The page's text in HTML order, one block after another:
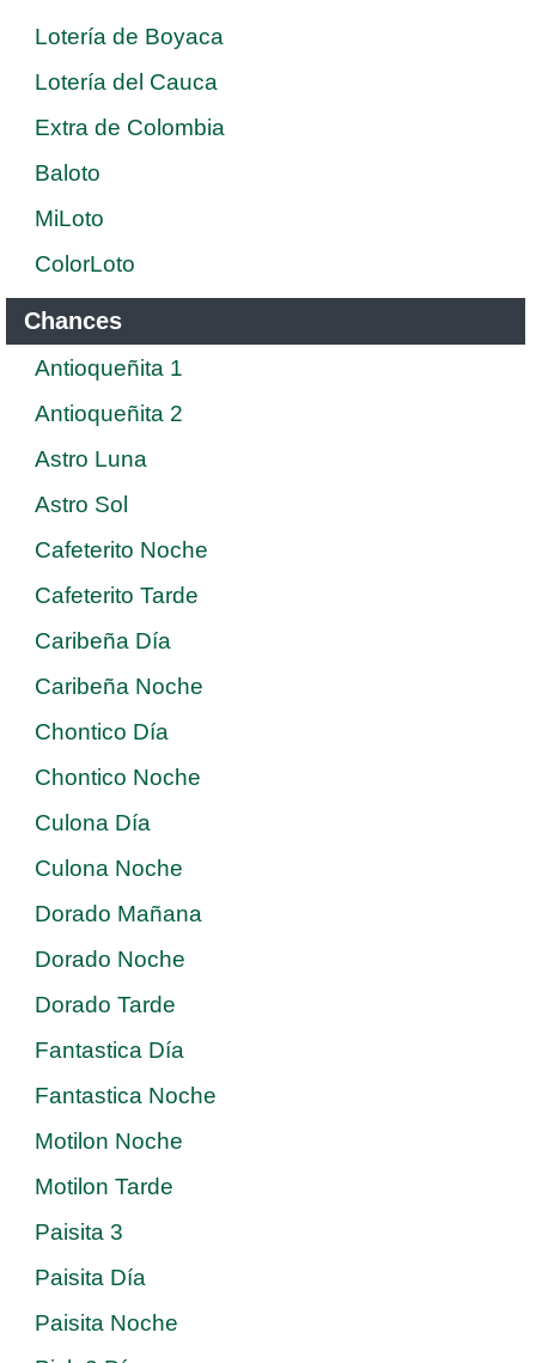
Lotería de Boyaca
Lotería del Cauca
Extra de Colombia
Baloto
MiLoto
ColorLoto
Chances
Antioqueñita 1
Antioqueñita 2
Astro Luna
Astro Sol
Cafeterito Noche
Cafeterito Tarde
Caribeña Día
Caribeña Noche
Chontico Día
Chontico Noche
Culona Día
Culona Noche
Dorado Mañana
Dorado Noche
Dorado Tarde
Fantastica Día
Fantastica Noche
Motilon Noche
Motilon Tarde
Paisita 3
Paisita Día
Paisita Noche